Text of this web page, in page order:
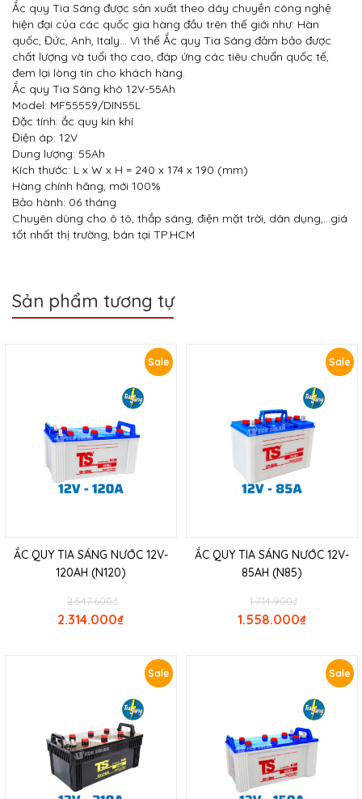
Ắc quy Tia Sáng được sản xuất theo dây chuyền công nghệ
hiện đại của các quốc gia hàng đầu trên thế giới như: Hàn
quốc, Đức, Anh, Italy… Vì thế Ắc quy Tia Sáng đảm bảo được
chất lượng và tuổi thọ cao, đáp ứng các tiêu chuẩn quốc tế,
đem lại lòng tin cho khách hàng.
Ắc quy Tia Sáng khô 12V-55Ah
Model: MF55559/DIN55L
Đặc tính: ắc quy kín khí
Điện áp: 12V
Dung lượng: 55Ah
Kích thước: L x W x H = 240 x 174 x 190 (mm)
Hàng chính hãng, mới 100%
Bảo hành: 06 tháng
Chuyên dùng cho ô tô, thắp sáng, điện mặt trời, dân dụng,…giá
tốt nhất thị trường, bán tại TP.HCM
Sản phẩm tương tự
Sale
ẮC QUY TIA SÁNG NƯỚC 12V-
120AH (N120)
₫
2.547.600
₫
2.314.000
Sale
ẮC QUY TIA SÁNG NƯỚC 12V-
85AH (N85)
₫
1.714.900
₫
1.558.000
Sale Sale